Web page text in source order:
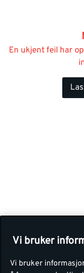
En ukjent feil har
Vi bruker
Vi bruker